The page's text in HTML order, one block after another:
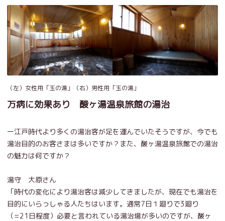
（左）女性用「玉の湯」（右）男性用「玉の湯」
万病に効果あり 酸ヶ湯温泉旅館の湯治
ー江戸時代より多くの湯治客が足を運んでいたそうですが、今でも
湯治目的のお客さまは多いですか？また、酸ヶ湯温泉旅館での湯治
の魅力は何ですか？
湯守 大原さん
「時代の変化により湯治客は減少してきましたが、現在でも湯治を
目的にいらっしゃる人たちはいます。通常7日１廻りで3廻り
（=21日程度）必要と言われている湯治場が多いのですが、酸ヶ